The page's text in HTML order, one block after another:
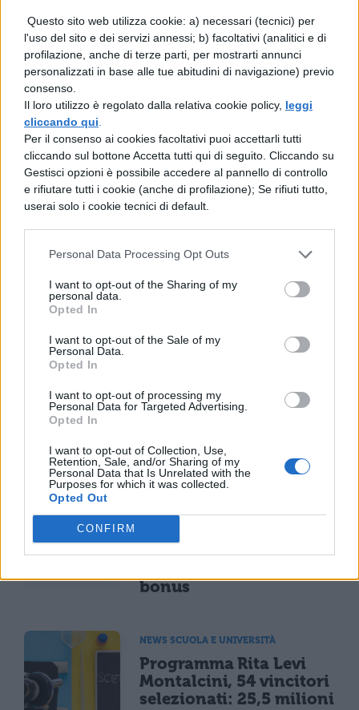
Questo sito web utilizza cookie: a) necessari (tecnici) per
l'uso del sito e dei servizi annessi; b) facoltativi (analitici e di
profilazione, anche di terze parti, per mostrarti annunci
personalizzati in base alle tue abitudini di navigazione) previo
consenso.
Il loro utilizzo è regolato dalla relativa cookie policy, leggi
cliccando qui
Per il consenso ai cookies facoltativi puoi accettarli tutti
cliccando sul bottone Accetta tutti qui di seguito. Cliccando su
Gestisci opzioni è possibile accedere al pannello di controllo
e rifiutare tutti i cookie (anche di profilazione); Se rifiuti tutto,
userai solo i cookie tecnici di default.
Personal Data Processing Opt Outs
I want to opt-out of the Sharing of my
personal data.
Opted In
I want to opt-out of the Sale of my
Personal Data.
Opted In
I want to opt-out of processing my
Personal Data for Targeted Advertising.
Opted In
I want to opt-out of Collection, Use,
Retention, Sale, and/or Sharing of my
Personal Data that Is Unrelated with the
Purposes for which it was collected.
Opted Out
CONFIRM
TI POTREBBE INTERESSARE
Maturità 2026, il sud
ma i 100 crollano del
bonus
NEWS SCUOLA E UNIVERSITÀ
Programma Rita Levi
Montalcini, 54 vincitori
selezionati: 25,5 milioni